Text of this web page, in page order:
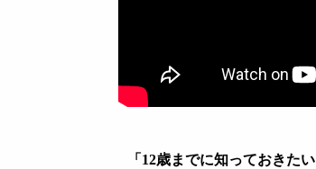
「 12歳までに知っておきたい